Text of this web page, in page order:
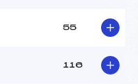
192.9500
U14
55
116